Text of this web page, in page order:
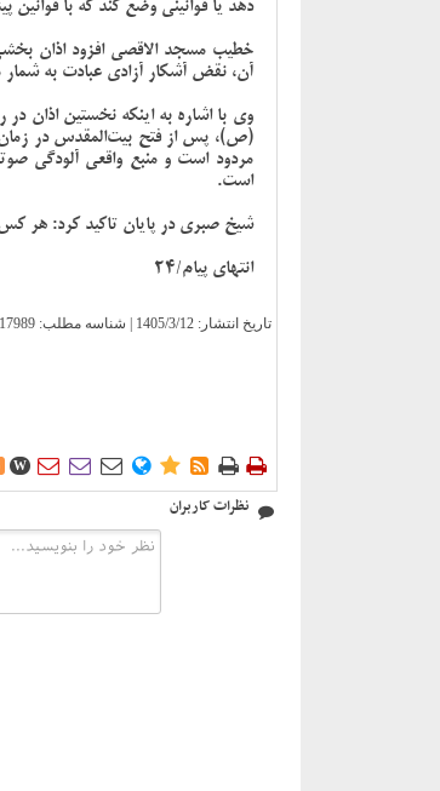
دهد یا قوانینی وضع کند که با
خطیب مسجد الاقصی افزود اذان
آن، نقض آشکار آزادی عبادت به
وی با اشاره به اینکه نخستین اذان
(ص)، پس از فتح بیت‌المقدس در
مردود است و منبع واقعی آلودگی
است.
شیخ صبری در پایان تاکید کرد: هر
انتهای پیام/24
تاریخ انتشار:1405/3/12 | شناسه مطلب: 417989
W        
نظرات کاربران